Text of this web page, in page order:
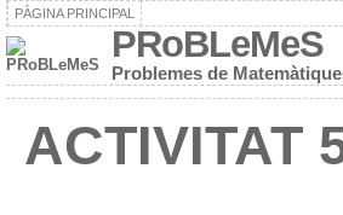
PÀGINA PRINCIPAL
PRoBLeMeS
Problemes de
ACTIVITAT